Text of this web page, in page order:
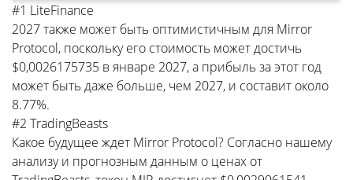
#1 LiteFinance
2027 также может быть оптимистичным для Mirror
Protocol, поскольку его стоимость может достичь
$0,0026175735 в январе 2027, а прибыль за этот год
может быть даже больше, чем 2027, и составит около
8.77%.
#2 TradingBeasts
Какое будущее ждет Mirror Protocol? Согласно нашему
анализу и прогнозным данным о ценах от